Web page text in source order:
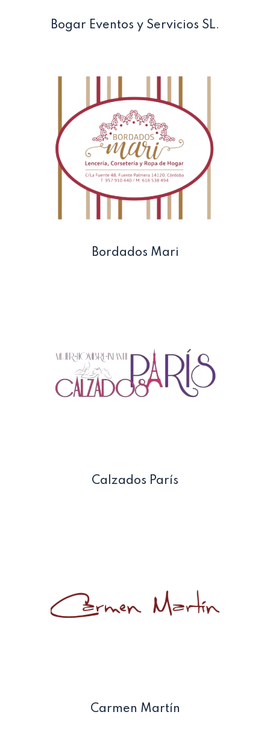
Bogar Eventos y Servicios SL.
Bordados Mari
Calzados París
Carmen Martín